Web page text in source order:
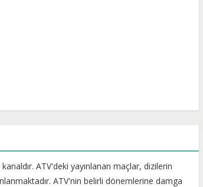
ATV'deki yayınlanan maçlar, dizilerin
ATV'nin belirli dönemlerine damga